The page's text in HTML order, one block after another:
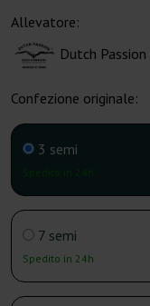
Allevatore:
Dutch Passion
Confezione originale:
3 semi
7 semi
Spedito in 24h